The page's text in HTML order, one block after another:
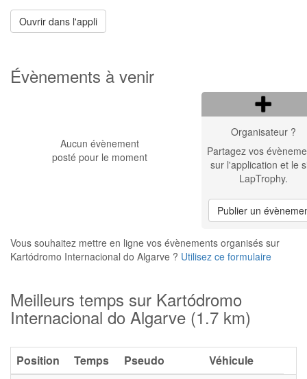
Ouvrir dans l'appli
Évènements à venir
Aucun évènement
posté pour le moment
Organisateur ?
Partagez vos
sur l'application et le
LapTrophy.
Publier un
Vous souhaitez mettre en ligne vos évènements organisés sur
Kartódromo Internacional do Algarve ? Utilisez ce formulaire
Meilleurs temps sur Kartódromo
Internacional do Algarve (1.7 km)
Position Temps Pseudo
Véhicule